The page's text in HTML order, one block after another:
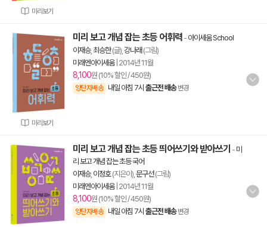
미리보기
미리보기
미리 보고 개념 잡는 초등 어휘력 - 아이세움 School
이재승, 최승한(글), 강나래 (그림)
미래엔아이세움| 2014년 11월
8,100원 (10% 할인 / 450원)
양탄자배송 내일 아침 7시 출근전 배송 변경
미리 보고 개념 잡는 초등 띄어쓰기와 받아쓰기 - 미
리 보고 개념 잡는 초등 국어
이재승, 이정호(지은이), 문구선(그림)
미래엔아이세움| 2014년 11월
8,100원 (10% 할인 / 450원)
양탄자배송 내일 아침 7시 출근전 배송 변경